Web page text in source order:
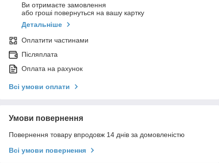
Ви отримаєте замовлення
або гроші повернуться на вашу картку
Детальніше
Оплатити частинами
Післяплата
Оплата на рахунок
Всі умови оплати
Умови повернення
Повернення товару впродовж 14 днів за домовленістю
Всі умови повернення